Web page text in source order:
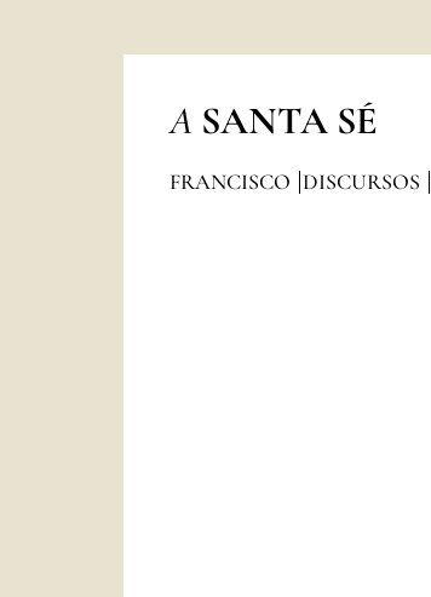
A SANTA SÉ
FRANCISCO DISCURSOS